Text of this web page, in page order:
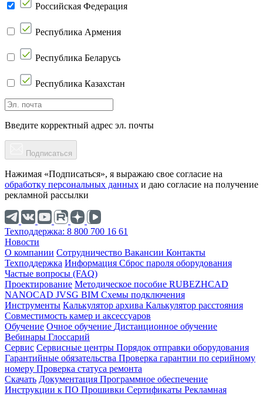
Российская Федерация
Республика Армения
Республика Беларусь
Республика Казахстан
Введите корректный адрес эл. почты
Подписаться
Нажимая «Подписаться», я выражаю свое согласие на
обработку персональных данных и даю согласие на получение
рекламной рассылки
Техподдержка: 8 800 700 16 61
Новости
О компании Cотрудничество Вакансии Контакты
Техподдержка Информация Сброс пароля оборудования
Частые вопросы (FAQ)
Проектирование Методическое пособие RUBEZHCAD
NANOCAD JVSG BIM Схемы подключения
Инструменты Калькулятор архива Калькулятор расстояния
Совместимость камер и аксессуаров
Обучение Очное обучение Дистанционное обучение
Вебинары Глоссарий
Сервис Сервисные центры Порядок отправки оборудования
Гарантийные обязательства Проверка гарантии по серийному
номеру Проверка статуса ремонта
Скачать Документация Программное обеспечение
Инструкции к ПО Прошивки Сертификаты Рекламная